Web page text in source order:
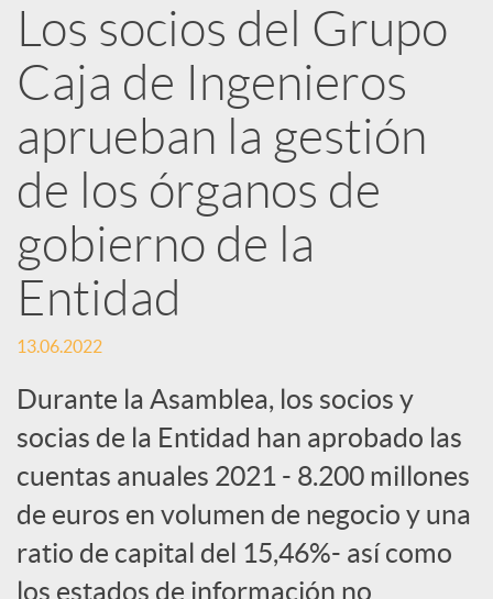
e
d
e
s
S
o
c
i
Los socios del Grupo
Caja de Ingenieros
aprueban la gestión
de los órganos de
gobierno de la
Entidad
13.06.2022
Durante la Asamblea, los socios y
socias de la Entidad han aprobado las
cuentas anuales 2021 - 8.200 millones
de euros en volumen de negocio y una
ratio de capital del 15,46%- así como
los estados de información no